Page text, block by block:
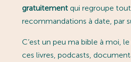
gratuitementqui regroupe
recommandations à date, par
C’est un peu ma bible à moi,
ces livres, podcasts,